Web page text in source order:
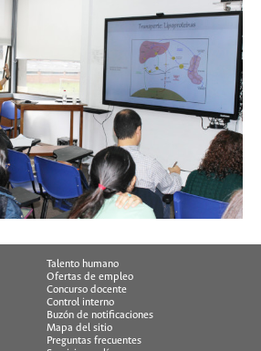
Talento humano
Ofertas de empleo
Concurso docente
Control interno
Buzón de notificaciones
Mapa del sitio
Preguntas frecuentes